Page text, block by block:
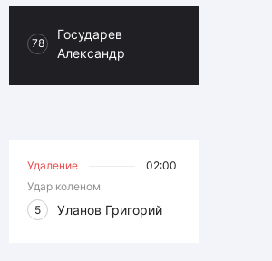
78
Государев
Александр
Удаление
02:00
Удар коленом
5
Уланов Григорий